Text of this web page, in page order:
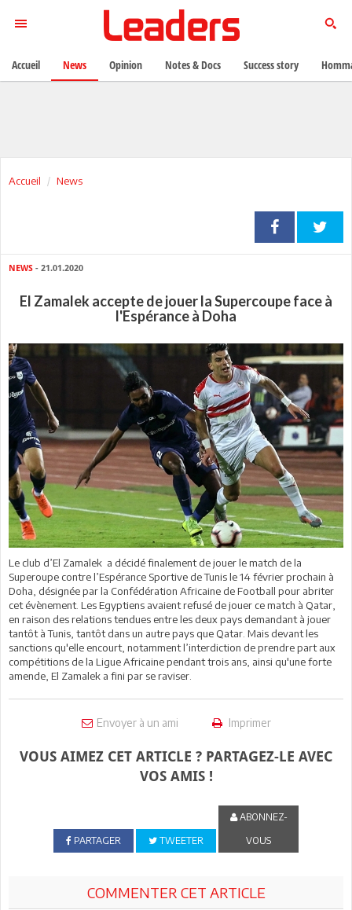
Accueil News
NEWS - 21.01.2020
El Zamalek accepte de jouer la Supercoupe face à
l'Espérance à Doha
Le club d’El Zamalek a décidé finalement de jouer le match de la
Superoupe contre l’Espérance Sportive de Tunis le 14 février prochain à
Doha, désignée par la Confédération Africaine de Football pour abriter
cet évènement. Les Egyptiens avaient refusé de jouer ce match à Qatar,
en raison des relations tendues entre les deux pays demandant à jouer
tantôt à Tunis, tantôt dans un autre pays que Qatar. Mais devant les
sanctions qu'elle encourt, notamment l’interdiction de prendre part aux
compétitions de la Ligue Africaine pendant trois ans, ainsi qu'une forte
amende, El Zamalek a fini par se raviser.
Envoyer à un ami Imprimer
VOUS AIMEZ CET ARTICLE ? PARTAGEZ-LE AVEC
VOS AMIS !
PARTAGER TWEETER
ABONNEZ-
VOUS
COMMENTER CET ARTICLE
Accueil News Opinion Notes & Docs Success story